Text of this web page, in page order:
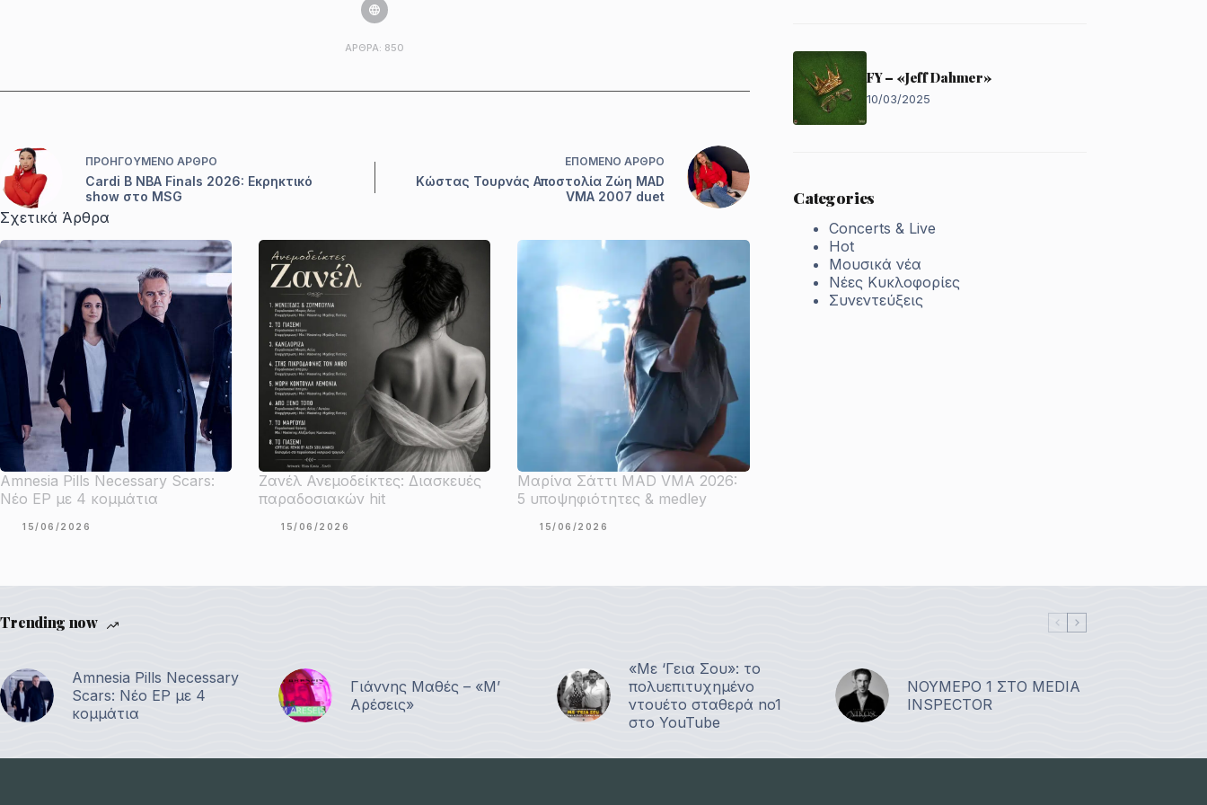
ΆΡΘΡΑ: 850
ΠΡΟΗΓΟΎΜΕΝΟ ΆΡΘΡΟ
Cardi B NBA Finals 2026: Εκρηκτικό
show στο MSG
ΕΠΌΜΕΝΟ ΆΡΘΡΟ
Κώστας Τουρνάς Αποστολία Ζώη MAD
VMA 2007 duet
Σχετικά Άρθρα
Amnesia Pills Necessary Scars:
Νέο EP με 4 κομμάτια
15/06/2026
Ζανέλ Ανεμοδείκτες: Διασκευές
παραδοσιακών hit
15/06/2026
Μαρίνα Σάττι MAD VMA 2026:
5 υποψηφιότητες & medley
15/06/2026
FY – «Jeff Dahmer»
10/03/2025
Categories
Concerts & Live
Hot
Μουσικά νέα
Νέες Κυκλοφορίες
Συνεντεύξεις
Trending now
Amnesia Pills Necessary
Scars: Νέο EP με 4
κομμάτια
Γιάννης Μαθές – «Μ’
Αρέσεις»
«Με ‘Γεια Σου»: το
πολυεπιτυχημένο
ντουέτο σταθερά no1
στο YouTube
ΝΟΥΜΕΡΟ 1 ΣΤΟ MEDIA
INSPECTOR